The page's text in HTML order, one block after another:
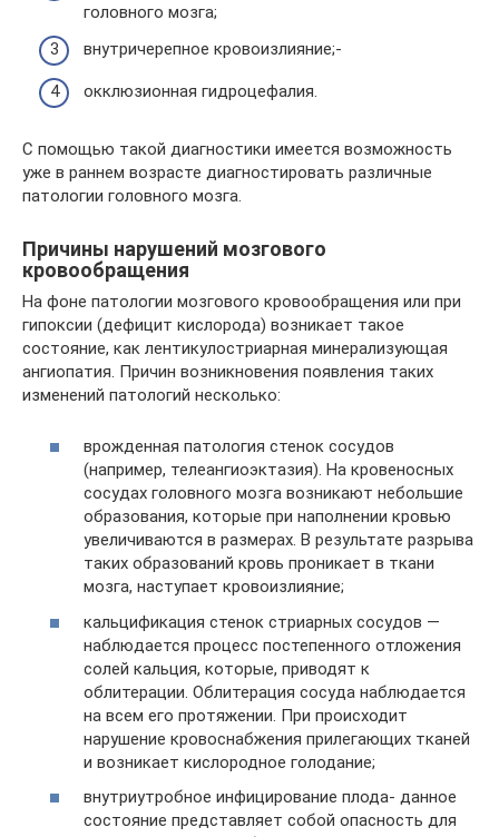
головного мозга;
внутричерепное кровоизлияние;-
окклюзионная гидроцефалия.
С помощью такой диагностики имеется возможность
уже в раннем возрасте диагностировать различные
патологии головного мозга.
Причины нарушений мозгового
кровообращения
На фоне патологии мозгового кровообращения или при
гипоксии (дефицит кислорода) возникает такое
состояние, как лентикулостриарная минерализующая
ангиопатия. Причин возникновения появления таких
изменений патологий несколько:
врожденная патология стенок сосудов
(например, телеангиоэктазия). На кровеносных
сосудах головного мозга возникают небольшие
образования, которые при наполнении кровью
увеличиваются в размерах. В результате разрыва
таких образований кровь проникает в ткани
мозга, наступает кровоизлияние;
кальцификация стенок стриарных сосудов —
наблюдается процесс постепенного отложения
солей кальция, которые, приводят к
облитерации. Облитерация сосуда наблюдается
на всем его протяжении. При происходит
нарушение кровоснабжения прилегающих тканей
и возникает кислородное голодание;
внутриутробное инфицирование плода- данное
состояние представляет собой опасность для